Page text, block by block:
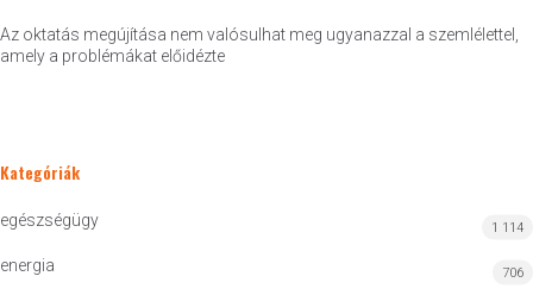
Az oktatás megújítása nem valósulhat meg ugyanazzal a szemlélettel,
amely a problémákat előidézte
Kategóriák
egészségügy 1 114
energia 706